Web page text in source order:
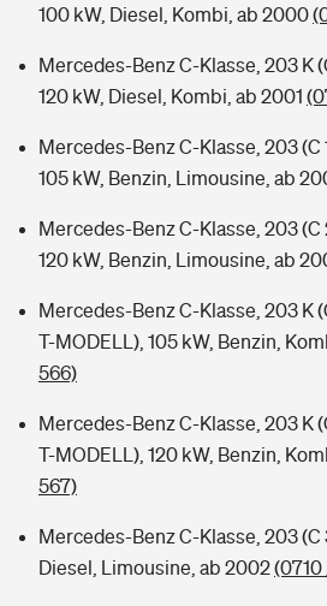
100 kW, Diesel, Kombi, ab 2000
Mercedes-Benz C-Klasse, 203 K
120 kW, Diesel, Kombi, ab 2001
Mercedes-Benz C-Klasse, 203 (C
105 kW, Benzin, Limousine, ab
Mercedes-Benz C-Klasse, 203 (C
120 kW, Benzin, Limousine, ab
Mercedes-Benz C-Klasse, 203 K
T-MODELL), 105 kW, Benzin,
566)
Mercedes-Benz C-Klasse, 203 K
T-MODELL), 120 kW, Benzin,
567)
Mercedes-Benz C-Klasse, 203 (C
Diesel, Limousine, ab 2002(0710